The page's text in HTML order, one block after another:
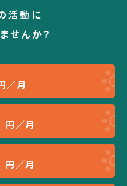
活動に
せんか？
／月
円／月
円／月